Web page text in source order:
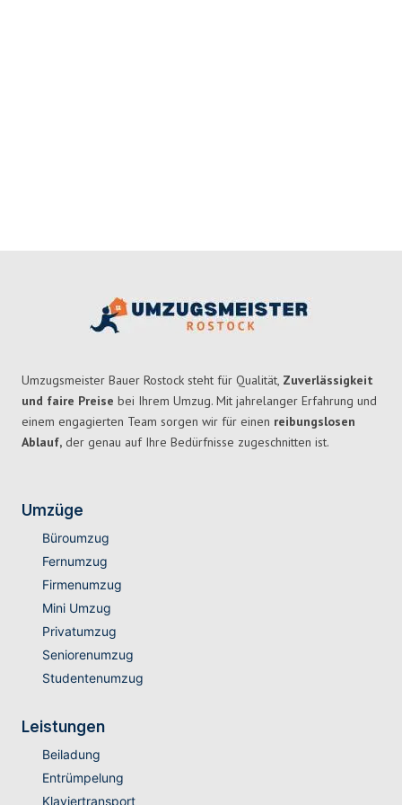
Umzugsmeister Bauer Rostock steht für Qualität, Zuverlässigkeit
und faire Preise bei Ihrem Umzug. Mit jahrelanger Erfahrung und
einem engagierten Team sorgen wir für einen reibungslosen
Ablauf, der genau auf Ihre Bedürfnisse zugeschnitten ist.
Umzüge
Büroumzug
Fernumzug
Firmenumzug
Mini Umzug
Privatumzug
Seniorenumzug
Studentenumzug
Leistungen
Beiladung
Entrümpelung
Klaviertransport